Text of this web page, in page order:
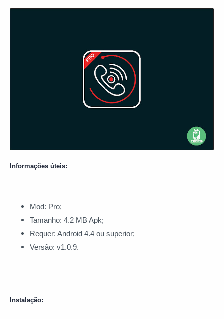
Informações úteis:
Mod: Pro;
Tamanho: 4.2 MB Apk;
Requer: Android 4.4 ou superior;
Versão: v1.0.9.
Instalação: